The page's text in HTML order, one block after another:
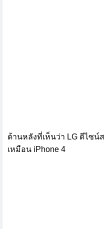
ด้านหลังที่เห็นว่า LG ดีไซน์
เหมือน iPhone 4